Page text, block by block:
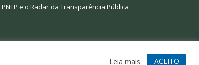
PNTP e o Radar da Transparência Pública
Acessar Webmail
Leia mais ACEITO